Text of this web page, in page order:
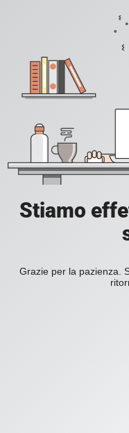
Stiamo
Grazie per la pazienza.